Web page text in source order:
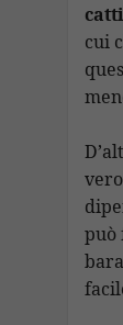
cui
può